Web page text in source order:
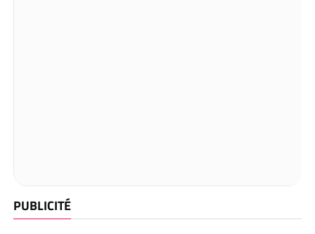
PUBLICITÉ